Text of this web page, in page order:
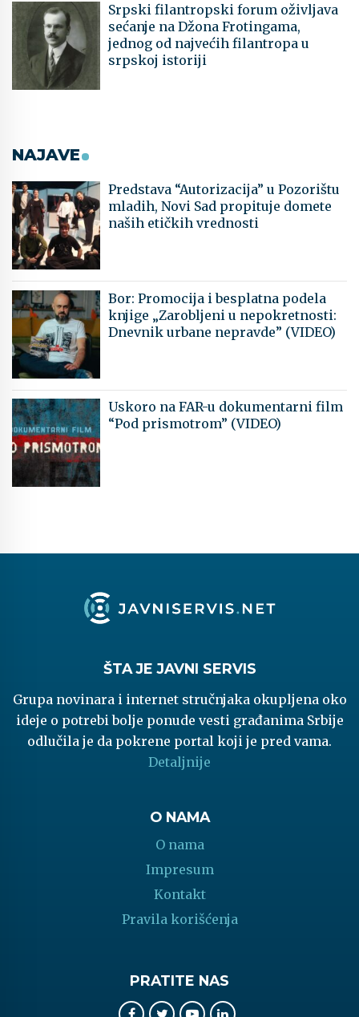
Srpski filantropski forum oživljava
sećanje na Džona Frotingama,
jednog od najvećih filantropa u
srpskoj istoriji
NAJAVE
Predstava “Autorizacija” u Pozorištu
mladih, Novi Sad propituje domete
naših etičkih vrednosti
Bor: Promocija i besplatna podela
knjige „Zarobljeni u nepokretnosti:
Dnevnik urbane nepravde” (VIDEO)
Uskoro na FAR-u dokumentarni film
“Pod prismotrom” (VIDEO)
ŠTA JE JAVNI SERVIS
Grupa novinara i internet stručnjaka okupljena oko
ideje o potrebi bolje ponude vesti građanima Srbije
odlučila je da pokrene portal koji je pred vama.
Detaljnije
O NAMA
O nama
Impresum
Kontakt
Pravila korišćenja
PRATITE NAS